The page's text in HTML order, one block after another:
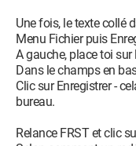
Une fois, le texte collé
Menu Fichier puis
A gauche, place toi sur
Dans le champs en
Clic sur Enregistrer -
bureau.
Relance FRST et clic